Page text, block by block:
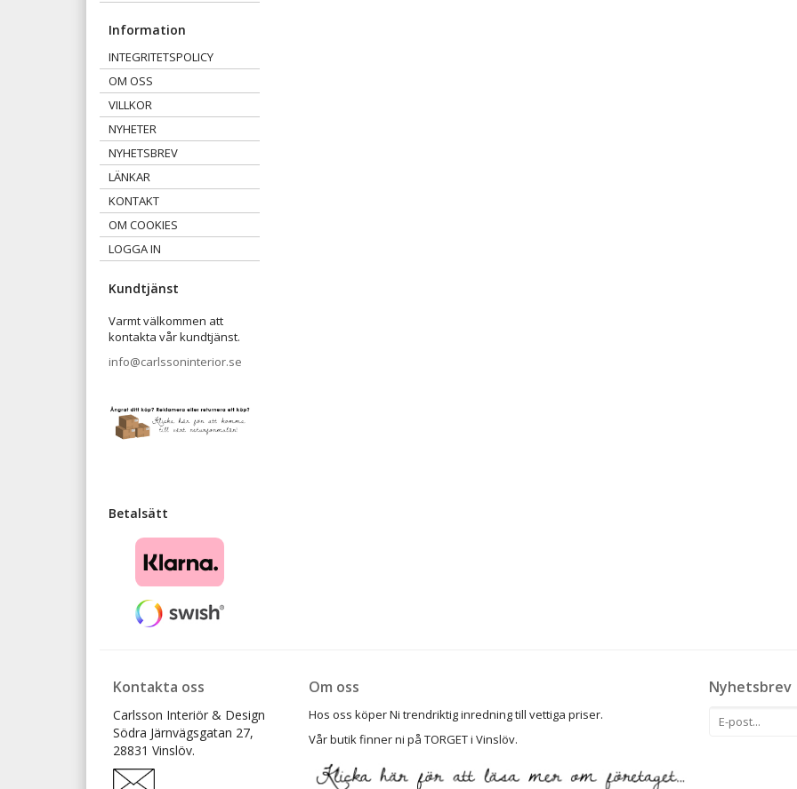
Information
INTEGRITETSPOLICY
OM OSS
VILLKOR
NYHETER
NYHETSBREV
LÄNKAR
KONTAKT
OM COOKIES
LOGGA IN
Kundtjänst
Varmt välkommen att
kontakta vår kundtjänst.
info@carlssoninterior.se
Betalsätt
Kontakta oss
Carlsson Interiör & Design
Södra Järnvägsgatan 27,
28831 Vinslöv.
Nyhetsbrev
Om oss
Hos oss köper Ni trendriktig inredning till vettiga priser.
Vår butik finner ni på TORGET i Vinslöv.